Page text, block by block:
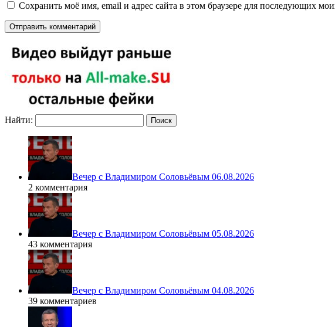
Сохранить моё имя, email и адрес сайта в этом браузере для последующих
Найти:
Вечер с Владимиром Соловьёвым 06.08.2026
2 комментария
Вечер с Владимиром Соловьёвым 05.08.2026
43 комментария
Вечер с Владимиром Соловьёвым 04.08.2026
39 комментариев